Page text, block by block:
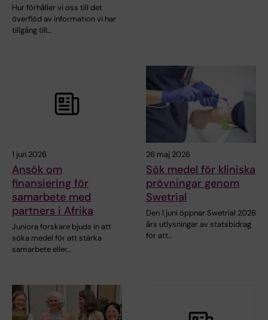
Hur förhåller vi oss till det
överflöd av information vi har
tillgång till…
1 jun 2026
Ansök om
finansiering för
samarbete med
partners i Afrika
Juniora forskare bjuds in att
söka medel för att stärka
samarbete eller…
26 maj 2026
Sök medel för kliniska
prövningar genom
Swetrial
Den 1 juni öppnar Swetrial 2026
års utlysningar av statsbidrag
för att…